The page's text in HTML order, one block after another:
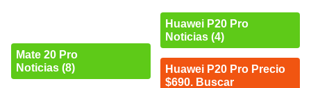
Mate 20 Pro
Noticias (8)
Huawei P20 Pro
Noticias (4)
Huawei P20 Pro Precio
$690. Buscar